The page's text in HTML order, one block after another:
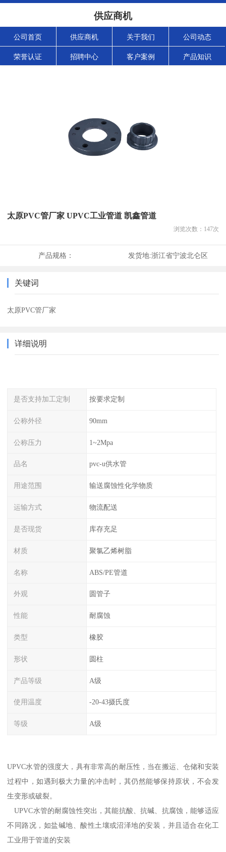
供应商机
公司首页 供应商机 关于我们 公司动态
荣誉认证 招聘中心 客户案例 产品知识
太原PVC管厂家 UPVC工业管道 凯鑫管道
浏览次数： 147次
产品规格： 发货地:浙江省宁波北仑区
关键词
太原PVC管厂家
详细说明
是否支持加工定制 按要求定制
公称外径 90mm
公称压力 1~2Mpa
品名 pvc-u供水管
用途范围 输送腐蚀性化学物质
运输方式 物流配送
是否现货 库存充足
材质 聚氯乙烯树脂
名称 ABS/PE管道
外观 圆管子
性能 耐腐蚀
类型 橡胶
形状 圆柱
产品等级 A级
使用温度 -20-43摄氏度
等级 A级
UPVC水管的强度大，具有非常高的耐压性，当在搬运、仓储和安装
过程中，如遇到极大力量的冲击时，其仍然能够保持原状，不会发
生变形或破裂。
UPVC水管的耐腐蚀性突出，其能抗酸、抗碱、抗腐蚀，能够适应
不同路况，如盐碱地、酸性土壤或沼泽地的安装，并且适合在化工
工业用于管道的安装